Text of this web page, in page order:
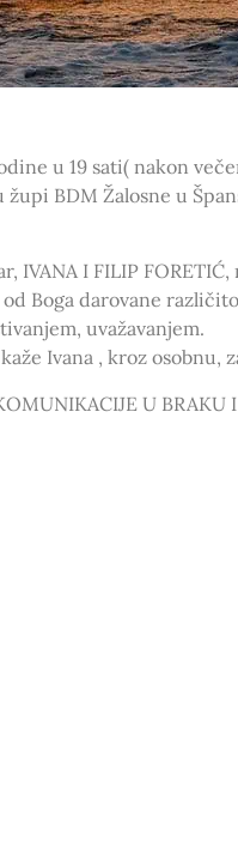
u 19 sati( nakon
BDM Žalosne u
IVANA I FILIP
Boga darovane
uvažavanjem.
Ivana , kroz
U BRAKU